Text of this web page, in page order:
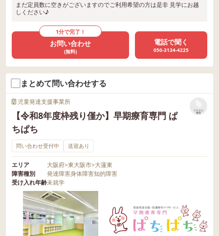
まだ定員数に空きがございますのでご利用希望の方は是非 見学にお越
しください♪
1分で完了！
お問い合わせ
(無料)
電話で聞く
050-3134-4225
まとめて問い合わせする
児童発達支援事業所
【令和8年度枠残り僅か】早期療育専門 ぱ
ちぱち
リストに
保存
問い合わせ受付中 送迎あり
エリア 大阪府>東大阪市>大蓮東
障害種別
発達障害身体障害知的障害
受け入れ年齢未就学